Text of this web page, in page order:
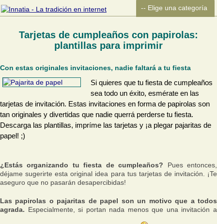
Tarjetas de cumpleaños con papirolas:
plantillas para imprimir
Con estas originales invitaciones, nadie faltará a tu fiesta
Si quieres que tu fiesta de cumpleaños
sea todo un éxito, esmérate en las
tarjetas de invitación. Estas invitaciones en forma de papirolas son
tan originales y divertidas que nadie querrá perderse tu fiesta.
Descarga las plantillas, impríme las tarjetas y ¡a plegar pajaritas de
papel! ;)
¿Estás organizando tu fiesta de cumpleaños? Pues entonces,
déjame sugerirte esta original idea para tus tarjetas de invitación. ¡Te
aseguro que no pasarán desapercibidas!
Las papirolas o pajaritas de papel son un motivo que a todos
agrada. Especialmente, si portan nada menos que una invitación a